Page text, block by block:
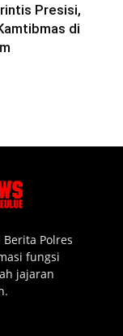
Presisi,
di
Polres
fungsi
jajaran